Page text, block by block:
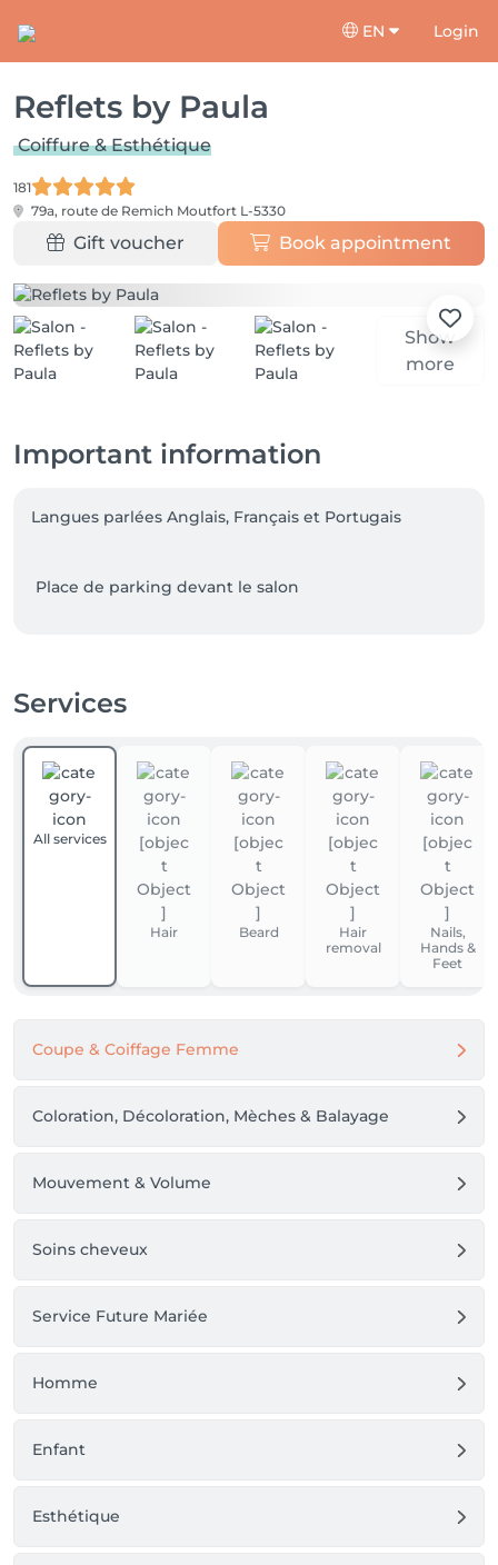
EN Login
Reflets by Paula
Coiffure & Esthétique
181
79a, route de Remich Moutfort L-5330
Gift voucher Book appointment
Show
more
Important information
Langues parlées Anglais, Français et Portugais
Services
All services
Hair Beard
Hair
removal
Nails,
Hands &
Feet
Coupe & Coiffage Femme
Coloration, Décoloration, Mèches & Balayage
Mouvement & Volume
Soins cheveux
Service Future Mariée
Homme
Enfant
Esthétique